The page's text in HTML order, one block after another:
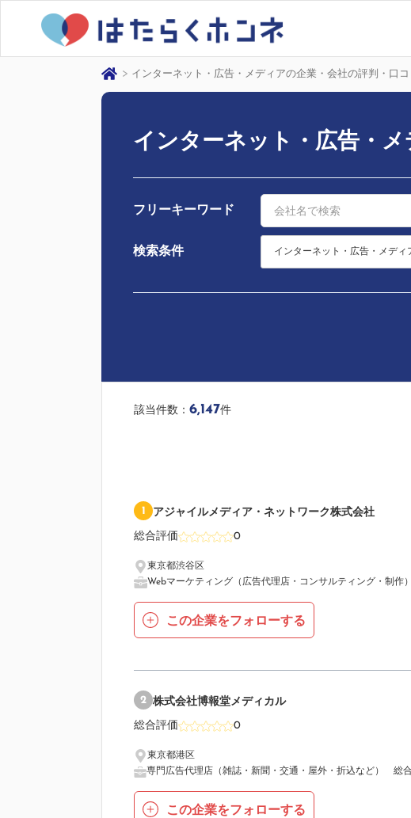
インターネット・広告・メディアの企業・会社の評判・口コ
インターネット・広告・
フリーキーワード
検索条件 インターネット・広告・メディ
該当件数： 6,147件
1 アジャイルメディア・ネットワーク株式会社
総合評価 0
東京都渋谷区
Webマーケティング（広告代理店・コンサルティング・制作）
この企業をフォローする
2 株式会社博報堂メディカル
総合評価 0
東京都港区
専門広告代理店（雑誌・新聞・交通・屋外・折込など）総
この企業をフォローする